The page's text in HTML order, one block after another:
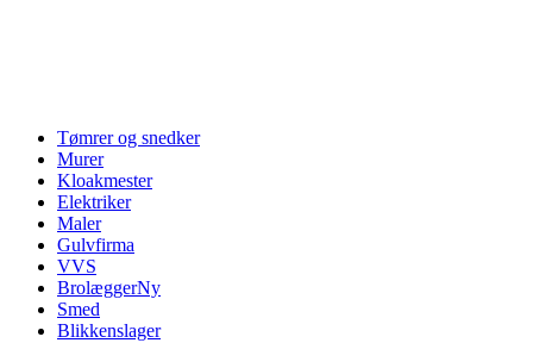
Tømrer og snedker
Murer
Kloakmester
Elektriker
Maler
Gulvfirma
VVS
BrolæggerNy
Smed
Blikkenslager